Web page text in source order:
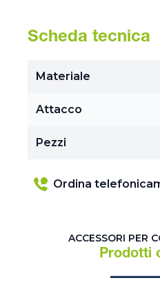
Scheda tecnica
Materiale
Attacco
Pezzi
Ordina
ACCESSORI PER
Prodotti